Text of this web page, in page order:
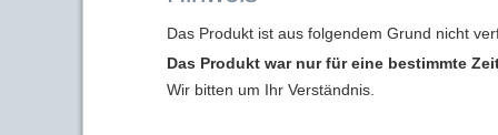
Das Produkt ist aus folgendem Grund nicht
Das Produkt war nur für eine bestimmte
Wir bitten um Ihr Verständnis.